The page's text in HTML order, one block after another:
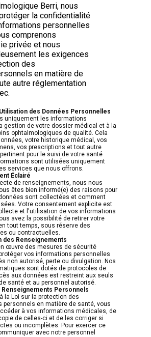
Berri, nous
la confidentialité
personnelles
comprenons
privée et nous
les exigences
des
en matière de
autre réglementation
des Données Personnelles
uniquement les informations
gestion de votre dossier médical et à la
ophtalmologiques de qualité. Cela
votre historique médical, vos
vos prescriptions et tout autre
pour le suivi de votre santé
sont utilisées uniquement
services que nous offrons.
Éclairé
de renseignements, nous nous
êtes bien informé(e) des raisons pour
sont collectées et comment
Votre consentement explicite est
et l'utilisation de vos informations
avez la possibilité de retirer votre
tout temps, sous réserve des
ou contractuelles.
des Renseignements
œuvre des mesures de sécurité
vos informations personnelles
non autorisé, perte ou divulgation. Nos
sont dotés de protocoles de
aux données est restreint aux seuls
santé et au personnel autorisé.
Renseignements Personnels
la Loi sur la protection des
personnels en matière de santé, vous
à vos informations médicales, de
de celles-ci et de les corriger si
ou incomplètes. Pour exercer ce
avec notre personnel